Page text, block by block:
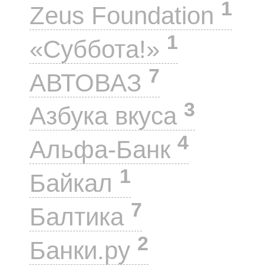
Zeus Foundation 1
«Суббота!» 1
АВТОВАЗ 7
Азбука вкуса 3
Альфа-Банк 4
Байкал 1
Балтика 7
Банки.ру 2